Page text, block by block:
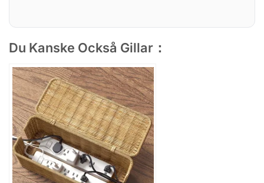
Du Kanske Också Gillar：